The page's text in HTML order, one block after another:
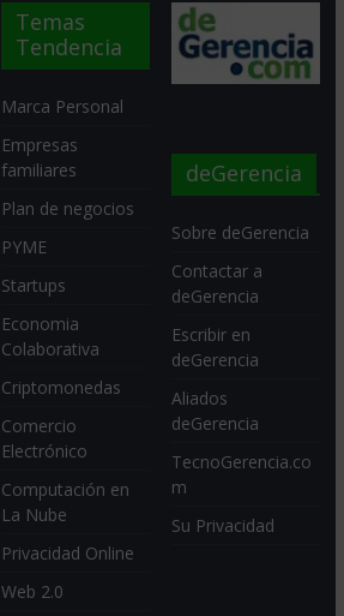
Temas
Tendencia
Marca Personal
Empresas
familiares
Plan de negocios
PYME
Startups
Economia
Colaborativa
Criptomonedas
Comercio
Electrónico
Computación en
La Nube
Privacidad Online
Web 2.0
deGerencia
Sobre deGerencia
Contactar a
deGerencia
Escribir en
deGerencia
Aliados
deGerencia
TecnoGerencia.co
m
Su Privacidad